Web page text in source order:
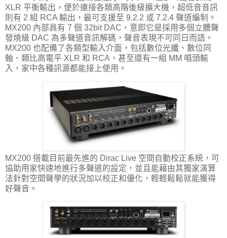
XLR 平衡輸出，便於連接各類高階後級擴大機，超低音音訊
則有 2 組 RCA 輸出，最可支援至 9.2.2 或 7.2.4 聲道編制。
MX200 內部具有 7 個 32bit DAC，意即它是採用多個立體聲
發燒級 DAC 為多聲道音訊解碼，聲音表現不可同日而語。
MX200 也配備了各類型輸入介面，包括數位光纖、數位同
軸、類比高電平 XLR 和 RCA，甚至還有一組 MM 唱頭輸
入，家中各種訊源都能接上使用。
MX200 搭載目前最先進的 Dirac Live 空間自動校正系統，可
協助用家快速地進行多聲道的設定，並且能藉由其獨家演算
法針對空間聲學的狀況加以校正和優化，輕輕鬆鬆就能獲得
好聲音。